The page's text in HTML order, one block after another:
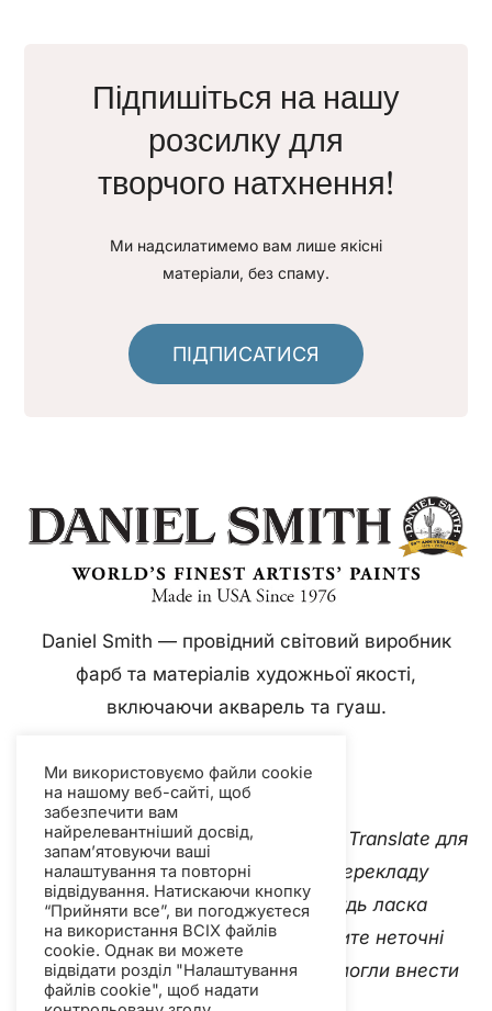
Підпишіться на нашу
розсилку для
творчого натхнення!
Ми надсилатимемо вам лише якісні
матеріали, без спаму.
ПІДПИСАТИСЯ
Daniel Smith — провідний світовий виробник
фарб та матеріалів художньої якості,
включаючи акварель та гуаш.
Цей вебсайт використовує Google Translate для
миттєвого та автоматичного перекладу
контенту кількома мовами. Будь ласка
зв'яжіться з намиякщо ви виявите неточні
автоматичні переклади, щоб ми могли внести
виправлення.
Ми використовуємо файли cookie
на нашому веб-сайті, щоб
забезпечити вам
найрелевантніший досвід,
запам’ятовуючи ваші
налаштування та повторні
відвідування. Натискаючи кнопку
“Прийняти все”, ви погоджуєтеся
на використання ВСІХ файлів
cookie. Однак ви можете
відвідати розділ "Налаштування
файлів cookie", щоб надати